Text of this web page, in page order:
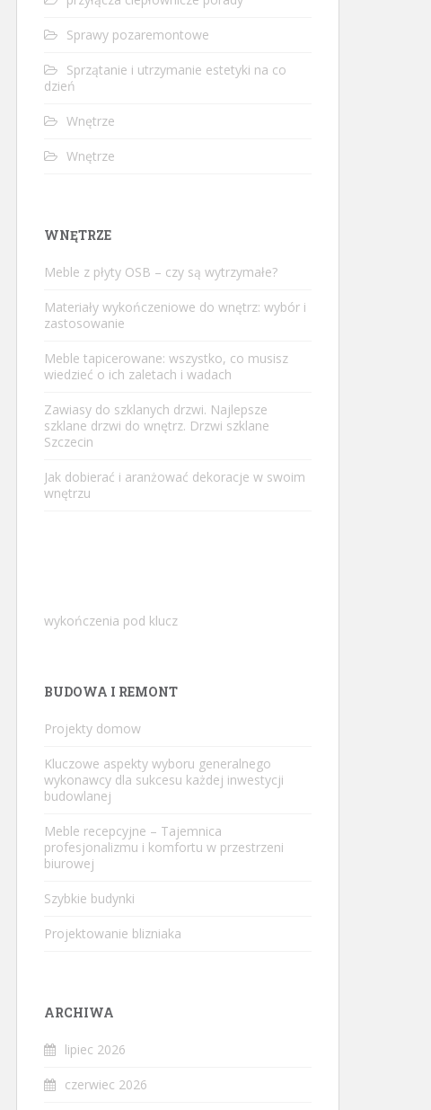
Sprawy pozaremontowe
Sprzątanie i utrzymanie estetyki na co
dzień
Wnętrze
Wnętrze
WNĘTRZE
Meble z płyty OSB – czy są wytrzymałe?
Materiały wykończeniowe do wnętrz: wybór i
zastosowanie
Meble tapicerowane: wszystko, co musisz
wiedzieć o ich zaletach i wadach
Zawiasy do szklanych drzwi. Najlepsze
szklane drzwi do wnętrz. Drzwi szklane
Szczecin
Jak dobierać i aranżować dekoracje w swoim
wnętrzu
wykończenia pod klucz
BUDOWA I REMONT
Projekty domow
Kluczowe aspekty wyboru generalnego
wykonawcy dla sukcesu każdej inwestycji
budowlanej
Meble recepcyjne – Tajemnica
profesjonalizmu i komfortu w przestrzeni
biurowej
Szybkie budynki
Projektowanie blizniaka
ARCHIWA
lipiec 2026
czerwiec 2026